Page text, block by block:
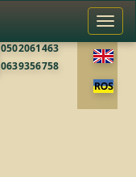
0502061463
0639356758